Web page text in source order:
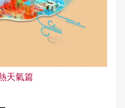
天氣篇